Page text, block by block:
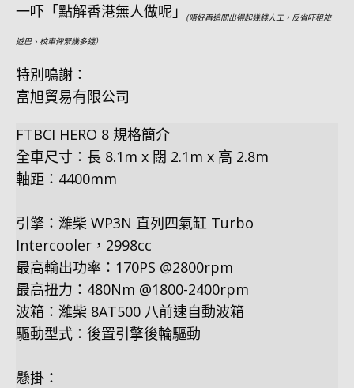
一吓「點解香港無人做呢」
(唔好再追問出得起幾錢人工，反省吓租旅
遊巴、校車俾緊幾多錢）
特別鳴謝：
富旭貿易有限公司
FTBCI HERO 8 規格簡介
全車尺寸：長 8.1m x 闊 2.1m x 高 2.8m
軸距：4400mm
引擎：濰柴 WP3N 直列四氣缸 Turbo
Intercooler，2998cc
最高輸出功率：170PS @2800rpm
最高扭力：480Nm @1800-2400rpm
波箱：濰柴 8AT500 八前速自動波箱
驅動型式：後置引擎後輪驅動
懸掛：